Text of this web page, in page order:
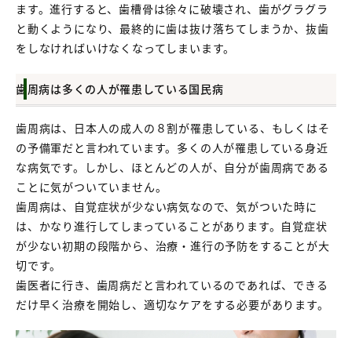
ます。進行すると、歯槽骨は徐々に破壊され、歯がグラグラ
と動くようになり、最終的に歯は抜け落ちてしまうか、抜歯
をしなければいけなくなってしまいます。
歯周病は多くの人が罹患している国民病
歯周病は、日本人の成人の８割が罹患している、もしくはそ
の予備軍だと言われています。多くの人が罹患している身近
な病気です。しかし、ほとんどの人が、自分が歯周病である
ことに気がついていません。
歯周病は、自覚症状が少ない病気なので、気がついた時に
は、かなり進行してしまっていることがあります。自覚症状
が少ない初期の段階から、治療・進行の予防をすることが大
切です。
歯医者に行き、歯周病だと言われているのであれば、できる
だけ早く治療を開始し、適切なケアをする必要があります。